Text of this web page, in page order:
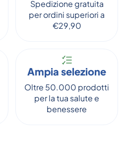
Spedizione gratuita
per ordini superiori a
€29,90
Ampia selezione
Oltre 50.000 prodotti
per la tua salute e
benessere